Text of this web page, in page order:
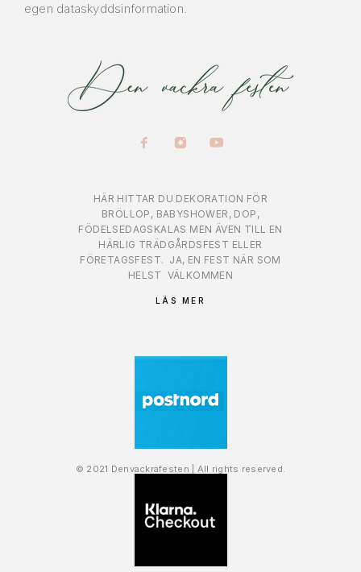
egen dataskyddsinformation.
HÄR HITTAR DU DEKORATION FÖR
BRÖLLOP, BABYSHOWER, DOP,
FÖDELSEDAGSKALAS MEN ÄVEN TILL EN
HÄRLIG TRÄDGÅRDSFEST ELLER
FÖRETAGSFEST. JA, EN FEST NÄR SOM
HELST VÄLKOMMEN
LÄS MER
© 2021 Denvackrafesten | All rights reserved.